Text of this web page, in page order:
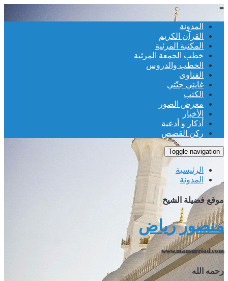
المدونة
القرآن الكريم
المكتبة المرئية
خطب الجمعة المرئية
الخطب والدروس
الفتاوى
غايتي جنّتي
الكتب
معرض الصور
الأخبار
أذكار و أدعية
ركن القصص
Toggle navigation
الرئيسية
المدونة
فضيلة الشيخ
رياض
الله